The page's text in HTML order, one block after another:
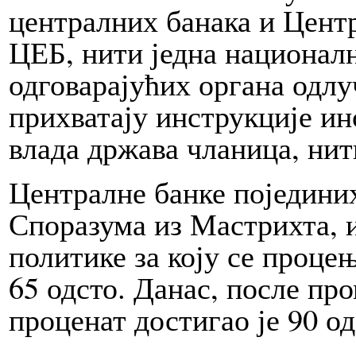
централних ба­на­ка и
ЦЕБ, нити јед­на
одговарајућих органа
прихватају инструкције
вла­да држава чланица,
Централне бан­ке
Споразума из Мастрихта,
политике за ко­ју се
65 од­сто. Да­нас, по­сле
проценат достигао је 90